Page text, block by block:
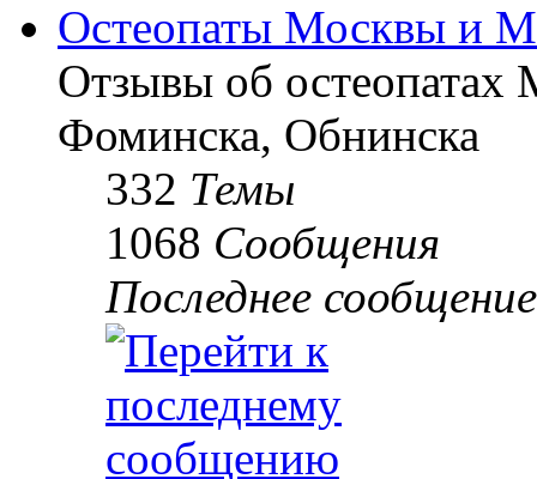
Остеопаты Москвы и
Отзывы об
Фоминска, Обнинска
332 Темы
1068 Сообщения
Последнее сообщение